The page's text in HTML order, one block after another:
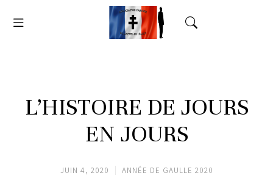
L’HISTOIRE DE JOURS
EN JOURS
JUIN 4, 2020 ANNÉE DE GAULLE 2020